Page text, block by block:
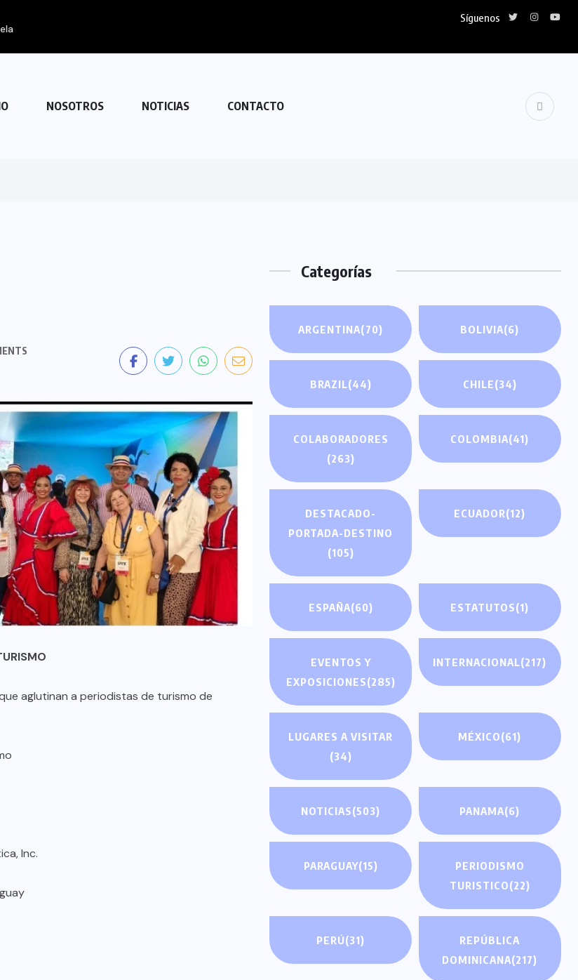
Síguenos
NOSOTROS NOTICIAS CONTACTO
aglutinan a periodistas de turismo de
Inc.
Categorías
ARGENTINA(70) BOLIVIA(6)
BRAZIL(44) CHILE(34)
COLABORADORES
(263)
COLOMBIA(41)
DESTACADO-
PORTADA-DESTINO
(105)
ECUADOR(12)
ESPAÑA(60) ESTATUTOS(1)
EVENTOS Y
EXPOSICIONES(285)
INTERNACIONAL(217)
LUGARES A VISITAR
(34)
MÉXICO(61)
NOTICIAS(503) PANAMA(6)
PARAGUAY(15)
PERIODISMO
TURISTICO(22)
PERÚ(31)
REPÚBLICA
DOMINICANA(217)